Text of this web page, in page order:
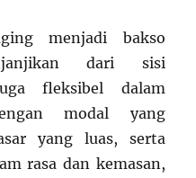
menjadi bakso
dari sisi
fleksibel dalam
modal yang
yang luas, serta
rasa dan kemasan,